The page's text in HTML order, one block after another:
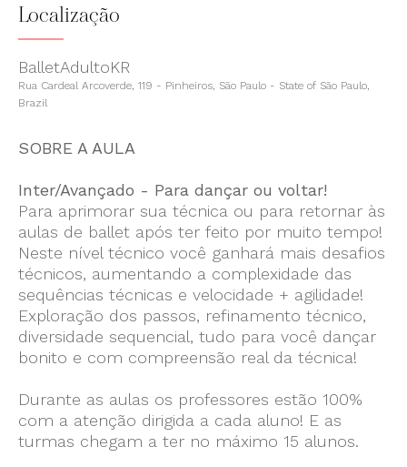
Localização
BalletAdultoKR
Rua Cardeal Arcoverde, 119 - Pinheiros, São Paulo - State of São Paulo,
Brazil
SOBRE A AULA
Inter/Avançado - Para dançar ou voltar!
Para aprimorar sua técnica ou para retornar às
aulas de ballet após ter feito por muito tempo!
Neste nível técnico você ganhará mais desafios
técnicos, aumentando a complexidade das
sequências técnicas e velocidade + agilidade!
Exploração dos passos, refinamento técnico,
diversidade sequencial, tudo para você dançar
bonito e com compreensão real da técnica!
Durante as aulas os professores estão 100%
com a atenção dirigida a cada aluno! E as
turmas chegam a ter no máximo 15 alunos.